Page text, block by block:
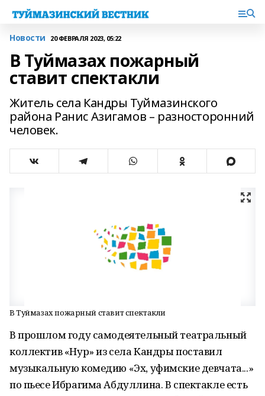
Новости 20 ФЕВРАЛЯ 2023, 05:22
В Туймазах пожарный
ставит спектакли
Житель села Кандры Туймазинского
района Ранис Азигамов – разносторонний
человек.
В Туймазах пожарный ставит спектакли
В прошлом году самодеятельный театральный
коллектив «Нур» из села Кандры поставил
музыкальную комедию «Эх, уфимские девчата...»
по пьесе Ибрагима Абдуллина. В спектакле есть